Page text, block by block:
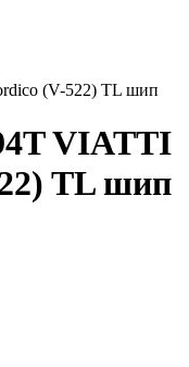
(V-522) TL шип
VIATTI
TL шип